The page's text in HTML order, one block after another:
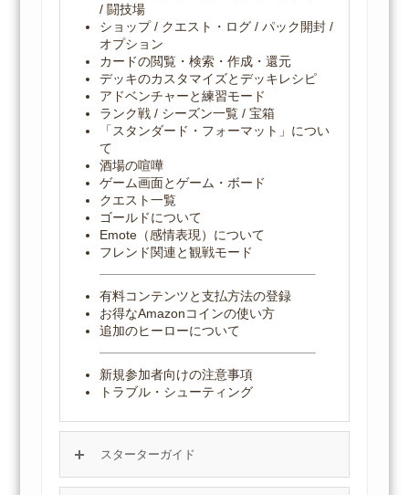
/ 闘技場
ショップ / クエスト・ログ / パック開封 /
オプション
カードの閲覧・検索・作成・還元
デッキのカスタマイズとデッキレシピ
アドベンチャーと練習モード
ランク戦 / シーズン一覧 / 宝箱
「スタンダード・フォーマット」につい
て
酒場の喧嘩
ゲーム画面とゲーム・ボード
クエスト一覧
ゴールドについて
Emote（感情表現）について
フレンド関連と観戦モード
有料コンテンツと支払方法の登録
お得なAmazonコインの使い方
追加のヒーローについて
新規参加者向けの注意事項
トラブル・シューティング
スターターガイド